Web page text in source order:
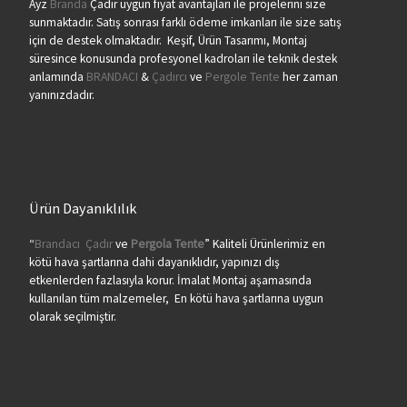
Ayz Branda Çadır uygun fiyat avantajları ile projelerini size
sunmaktadır. Satış sonrası farklı ödeme imkanları ile size satış
için de destek olmaktadır. Keşif, Ürün Tasarımı, Montaj
süresince konusunda profesyonel kadroları ile teknik destek
anlamında BRANDACI & Çadırcı ve Pergole Tente her zaman
yanınızdadır.
Ürün Dayanıklılık
“Brandacı Çadırve PergolaTente” Kaliteli Ürünlerimiz en
kötü hava şartlarına dahi dayanıklıdır, yapınızı dış
etkenlerden fazlasıyla korur. İmalat Montaj aşamasında
kullanılan tüm malzemeler, En kötü hava şartlarına uygun
olarak seçilmiştir.